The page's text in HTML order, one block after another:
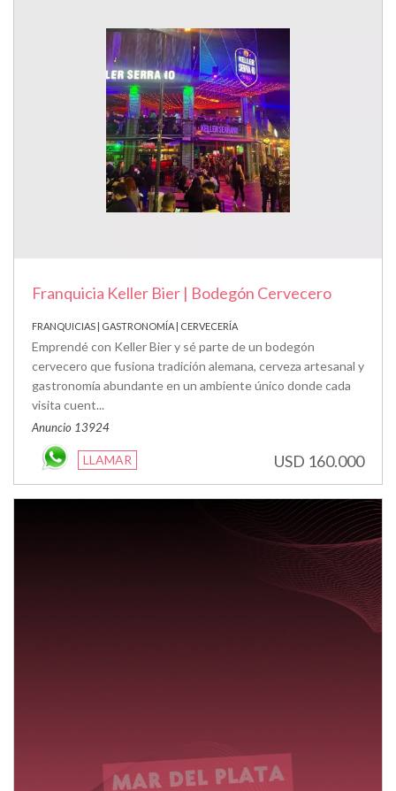
Franquicia Keller Bier | Bodegón Cervecero
FRANQUICIAS | GASTRONOMÍA | CERVECERÍA
Emprendé con Keller Bier y sé parte de un bodegón
cervecero que fusiona tradición alemana, cerveza artesanal y
gastronomía abundante en un ambiente único donde cada
visita cuent...
Anuncio 13924
LLAMAR USD 160.000